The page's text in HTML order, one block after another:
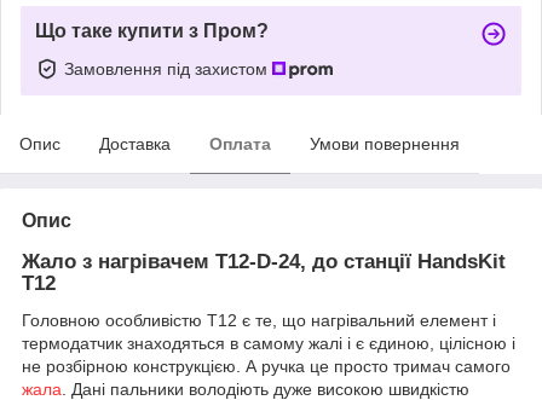
Що таке купити з Пром?
Замовлення під захистом
Опис Доставка Оплата Умови повернення
Опис
Жало з нагрівачем T12-D-24, до станції HandsKit
Т12
Головною особливістю T12 є те, що нагрівальний елемент і
термодатчик знаходяться в самому жалі і є єдиною, цілісною і
не розбірною конструкцією. А ручка це просто тримач самого
жала . Дані пальники володіють дуже високою швидкістю